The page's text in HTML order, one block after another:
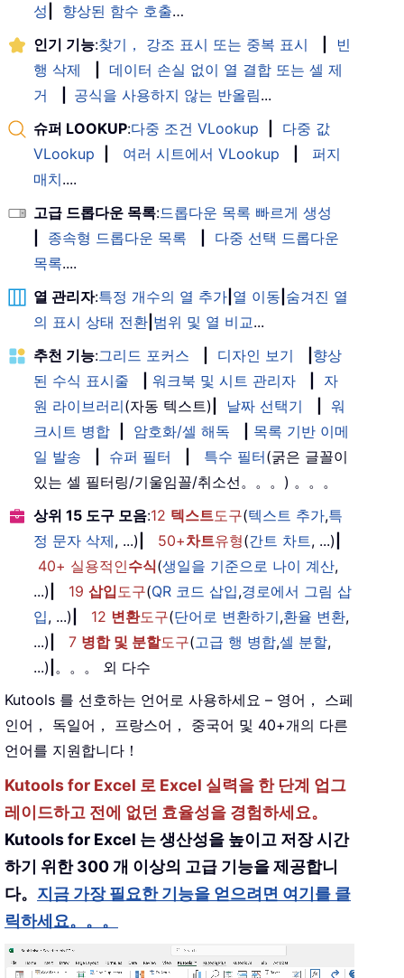
성
향상된 함수 호출…
인기 기능:찾기， 강조 표시 또는 중복 표시
빈
행 삭제
데이터 손실 없이 열 결합 또는 셀 제
거
공식을 사용하지 않는 반올림...
슈퍼 LOOKUP:다중 조건 VLookup
다중 값
VLookup
여러 시트에서 VLookup
퍼지
매치....
고급 드롭다운 목록:드롭다운 목록 빠르게 생성
종속형 드롭다운 목록
다중 선택 드롭다운
목록....
열 관리자:특정 개수의 열 추가 열 이동 숨겨진 열
의 표시 상태 전환 범위 및 열 비교...
추천 기능:그리드 포커스 디자인 보기
향상
된 수식 표시줄
워크북 및 시트 관리자
자
원 라이브러리(자동 텍스트) 날짜 선택기
워
크시트 병합
암호화/셀 해독
목록 기반 이메
일 발송
슈퍼 필터 특수 필터(굵은 글꼴이
있는 셀 필터링/기울임꼴/취소선。。。) 。。。
상위 15 도구 모음:12 텍스트도구(텍스트 추가,특
정 문자 삭제, ...) 50+차트유형(간트 차트, ...)
40+ 실용적인수식(생일을 기준으로 나이 계산,
...)
19 삽입 도구(QR 코드 삽입,경로에서 그림 삽
입, ...) 12 변환도구(단어로 변환하기,환율 변환,
...)
7 병합 및 분할도구(고급 행 병합,셀 분할,
...) 。。。 외 다수
Kutools 를 선호하는 언어로 사용하세요 – 영어， 스페
인어， 독일어， 프랑스어， 중국어 및 40+개의 다른
언어를 지원합니다！
Kutools for Excel 로 Excel 실력을 한 단계 업그
레이드하고 전에 없던 효율성을 경험하세요。
Kutools for Excel 는 생산성을 높이고 저장 시간
하기 위한 300 개 이상의 고급 기능을 제공합니
다。 지금 가장 필요한 기능을 얻으려면 여기를 클
릭하세요。。。